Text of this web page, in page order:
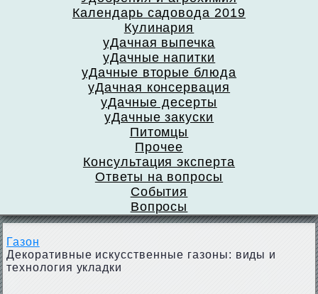
Календарь садовода 2019
Кулинария
уДачная выпечка
уДачные напитки
уДачные вторые блюда
уДачная консервация
уДачные десерты
уДачные закуски
Питомцы
Прочее
Консультация эксперта
Ответы на вопросы
События
Вопросы
Газон
Декоративные искусственные газоны: виды и
технология укладки